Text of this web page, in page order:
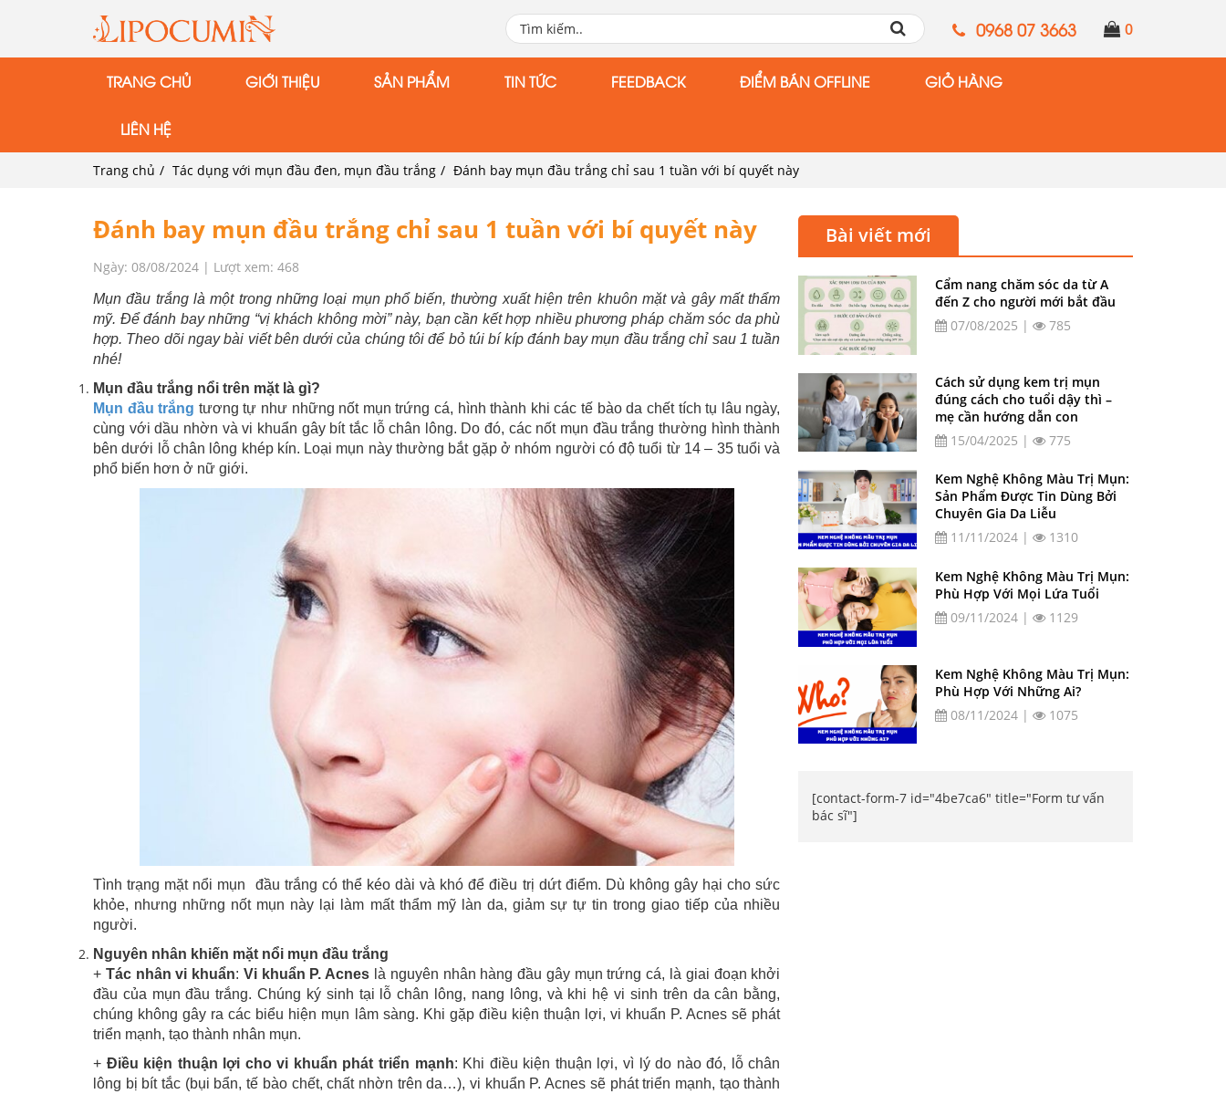
0968 07 3663 0
TRANG CHỦ GIỚI THIỆU SẢN PHẨM TIN TỨC FEEDBACK ĐIỂM BÁN OFFLINE GIỎ HÀNG
LIÊN HỆ
Trang chủ Tác dụng với mụn đầu đen, mụn đầu trắng Đánh bay mụn đầu trắng chỉ sau 1 tuần với bí quyết này
Đánh bay mụn đầu trắng chỉ sau 1 tuần với bí quyết này
Ngày: 08/08/2024 | Lượt xem: 468
Mụn đầu trắng là một trong những loại mụn phổ biến, thường xuất hiện trên khuôn mặt và gây mất thẩm
mỹ. Để đánh bay những “vị khách không mời” này, bạn cần kết hợp nhiều phương pháp chăm sóc da phù
hợp. Theo dõi ngay bài viết bên dưới của chúng tôi để bỏ túi bí kíp đánh bay mụn đầu trắng chỉ sau 1 tuần
nhé!
Mụn đầu trắng nổi trên mặt là gì?
Mụn đầu trắng tương tự như những nốt mụn trứng cá, hình thành khi các tế bào da chết tích tụ lâu ngày,
cùng với dầu nhờn và vi khuẩn gây bít tắc lỗ chân lông. Do đó, các nốt mụn đầu trắng thường hình thành
bên dưới lỗ chân lông khép kín. Loại mụn này thường bắt gặp ở nhóm người có độ tuổi từ 14 – 35 tuổi và
phổ biến hơn ở nữ giới.
Tình trạng mặt nổi mụn đầu trắng có thể kéo dài và khó để điều trị dứt điểm. Dù không gây hại cho sức
khỏe, nhưng những nốt mụn này lại làm mất thẩm mỹ làn da, giảm sự tự tin trong giao tiếp của nhiều
người.
Nguyên nhân khiến mặt nổi mụn đầu trắng
+ Tác nhân vi khuẩn: Vi khuẩn P. Acnes là nguyên nhân hàng đầu gây mụn trứng cá, là giai đoạn khởi
đầu của mụn đầu trắng. Chúng ký sinh tại lỗ chân lông, nang lông, và khi hệ vi sinh trên da cân bằng,
chúng không gây ra các biểu hiện mụn lâm sàng. Khi gặp điều kiện thuận lợi, vi khuẩn P. Acnes sẽ phát
triển mạnh, tạo thành nhân mụn.
+ Điều kiện thuận lợi cho vi khuẩn phát triển mạnh: Khi điều kiện thuận lợi, vì lý do nào đó, lỗ chân
lông bị bít tắc (bụi bẩn, tế bào chết, chất nhờn trên da…), vi khuẩn P. Acnes sẽ phát triển mạnh, tạo thành
Bài viết mới
Cẩm nang chăm sóc da từ A
đến Z cho người mới bắt đầu
07/08/2025 |
785
Cách sử dụng kem trị mụn
đúng cách cho tuổi dậy thì –
mẹ cần hướng dẫn con
15/04/2025 |
775
Kem Nghệ Không Màu Trị Mụn:
Sản Phẩm Được Tin Dùng Bởi
Chuyên Gia Da Liễu
11/11/2024 |
1310
Kem Nghệ Không Màu Trị Mụn:
Phù Hợp Với Mọi Lứa Tuổi
09/11/2024 |
1129
Kem Nghệ Không Màu Trị Mụn:
Phù Hợp Với Những Ai?
08/11/2024 |
1075
[contact-form-7 id="4be7ca6" title="Form tư vấn
bác sĩ"]